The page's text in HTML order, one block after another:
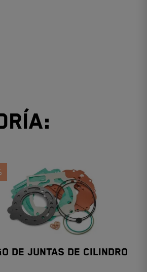
DE JUNTAS DE CILINDRO